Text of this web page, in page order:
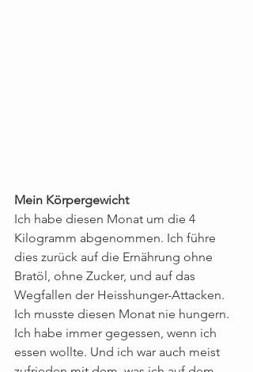
Mein Körpergewicht
Ich habe diesen Monat um die 4
Kilogramm abgenommen. Ich führe
dies zurück auf die Ernährung ohne
Bratöl, ohne Zucker, und auf das
Wegfallen der Heisshunger-Attacken.
Ich musste diesen Monat nie hungern.
Ich habe immer gegessen, wenn ich
essen wollte. Und ich war auch meist